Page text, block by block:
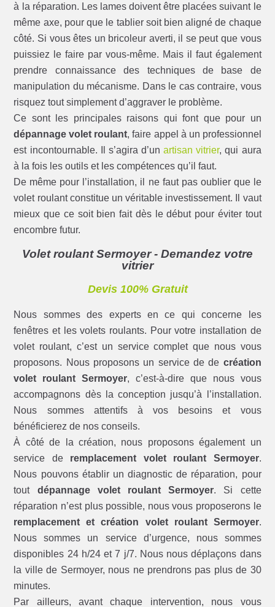
à la réparation. Les lames doivent être placées suivant le
même axe, pour que le tablier soit bien aligné de chaque
côté. Si vous êtes un bricoleur averti, il se peut que vous
puissiez le faire par vous-même. Mais il faut également
prendre connaissance des techniques de base de
manipulation du mécanisme. Dans le cas contraire, vous
risquez tout simplement d’aggraver le problème.
Ce sont les principales raisons qui font que pour un
dépannage volet roulant, faire appel à un professionnel
est incontournable. Il s’agira d’unartisan vitrier, qui aura
à la fois les outils et les compétences qu’il faut.
De même pour l’installation, il ne faut pas oublier que le
volet roulant constitue un véritable investissement. Il vaut
mieux que ce soit bien fait dès le début pour éviter tout
encombre futur.
Volet roulant Sermoyer - Demandez votre
vitrier
Devis 100% Gratuit
Nous sommes des experts en ce qui concerne les
fenêtres et les volets roulants. Pour votre installation de
volet roulant, c’est un service complet que nous vous
proposons. Nous proposons un service de de création
volet roulant Sermoyer, c’est-à-dire que nous vous
accompagnons dès la conception jusqu’à l’installation.
Nous sommes attentifs à vos besoins et vous
bénéficierez de nos conseils.
À côté de la création, nous proposons également un
service de remplacement volet roulant Sermoyer.
Nous pouvons établir un diagnostic de réparation, pour
tout dépannage volet roulant Sermoyer. Si cette
réparation n’est plus possible, nous vous proposerons le
remplacement et création volet roulant Sermoyer.
Nous sommes un service d’urgence, nous sommes
disponibles 24 h/24 et 7 j/7. Nous nous déplaçons dans
la ville de Sermoyer, nous ne prendrons pas plus de 30
minutes.
Par ailleurs, avant chaque intervention, nous vous